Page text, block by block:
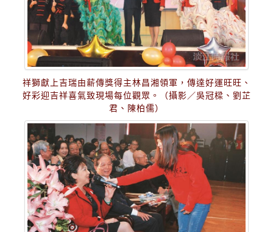
祥獅獻上吉瑞由薪傳獎得主林昌湘領軍，傳達好運旺旺、
好彩迎吉祥喜氣致現場每位觀眾。（攝影／吳冠樑、劉芷
君、陳柏儒）